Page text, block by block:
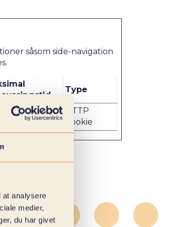
at analysere
medier,
du har givet
såsom side-navigation
Type
HTTP
Cookie